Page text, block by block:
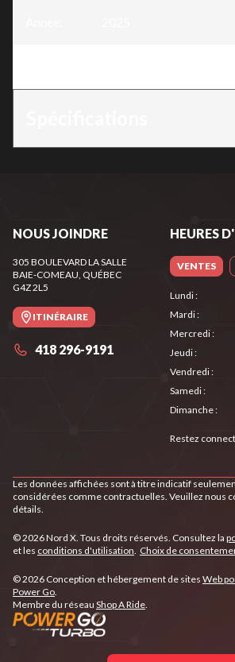
NOUS JOINDRE
305 BOULEVARD LA SALLE
BAIE-COMEAU, QUÉBEC
G4Z 2L5
ITINÉRAIRE
418 296-9191
HEURES
VENTES
Lundi:
Mardi:
Mercredi:
Jeudi:
Vendredi:
Samedi:
Dimanche:
Restez
Les données affichées sont à titre indicatif
considérées comme contractuelles. Veuillez nous
détails.
© 2026 Nord X. Tous droits réservés. Consultez la
et les conditions d'utilisation. Choix de
© 2026 Conception et hébergement de sites Web
Power Go.
Membre du réseau Shop A Ride.